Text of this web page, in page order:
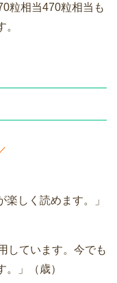
粒相当470粒相当も
楽しく読めます。」
しています。今でも
」（歳）